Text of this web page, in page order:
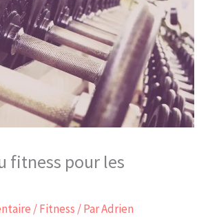
fitness pour les
/Fitness / ParAdrien